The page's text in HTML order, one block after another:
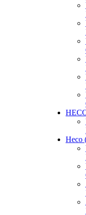
Heco